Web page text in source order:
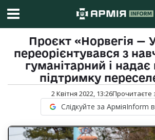
Проєкт «Норвегія —
переорієнтувався з
гуманітарний і надає
підтримку
2 Квітня 2022, 13:26Прочитаєте
Слідкуйте за АрміяInform